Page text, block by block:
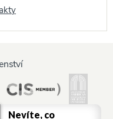
Nevíte, co